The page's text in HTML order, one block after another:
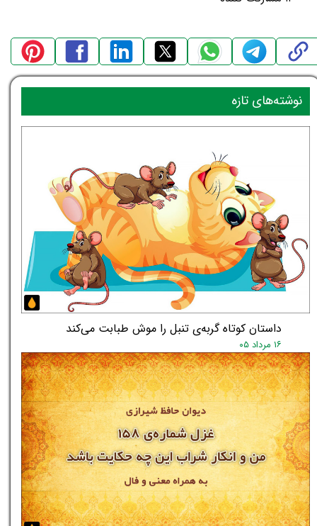
داستان کوتاه گربه‌ی تنبل را موش طبابت می‌کند
۱۶ مرداد ۰۵
نوشته‌های تازه